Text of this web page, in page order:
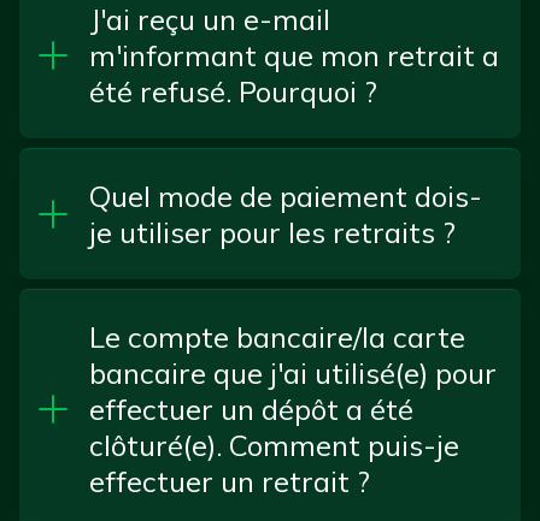
J'ai reçu un e-mail
m'informant que mon retrait a
été refusé. Pourquoi ?
Quel mode de paiement dois-
je utiliser pour les retraits ?
Le compte bancaire/la carte
bancaire que j'ai utilisé(e) pour
effectuer un dépôt a été
clôturé(e). Comment puis-je
effectuer un retrait ?